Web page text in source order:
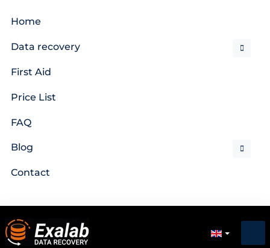
Home
Data recovery
First Aid
Price List
FAQ
Blog
Contact